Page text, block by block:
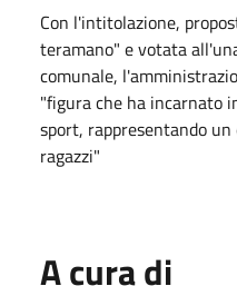
Con l'intitolazione,
teramano" e votata
comunale,
"figura che ha incarnato
sport, rappresentando
ragazzi"
A cura di